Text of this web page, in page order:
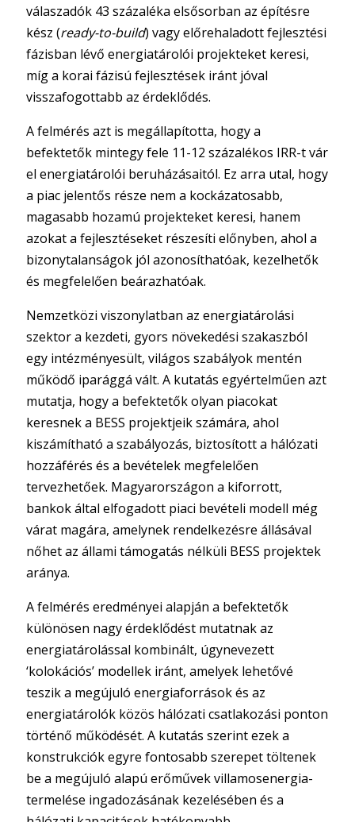
válaszadók 43 százaléka elsősorban az építésre
kész (ready-to-build) vagy előrehaladott fejlesztési
fázisban lévő energiatárolói projekteket keresi,
míg a korai fázisú fejlesztések iránt jóval
visszafogottabb az érdeklődés.
A felmérés azt is megállapította, hogy a
befektetők mintegy fele 11-12 százalékos IRR-t vár
el energiatárolói beruházásaitól. Ez arra utal, hogy
a piac jelentős része nem a kockázatosabb,
magasabb hozamú projekteket keresi, hanem
azokat a fejlesztéseket részesíti előnyben, ahol a
bizonytalanságok jól azonosíthatóak, kezelhetők
és megfelelően beárazhatóak.
Nemzetközi viszonylatban az energiatárolási
szektor a kezdeti, gyors növekedési szakaszból
egy intézményesült, világos szabályok mentén
működő iparággá vált. A kutatás egyértelműen azt
mutatja, hogy a befektetők olyan piacokat
keresnek a BESS projektjeik számára, ahol
kiszámítható a szabályozás, biztosított a hálózati
hozzáférés és a bevételek megfelelően
tervezhetőek. Magyarországon a kiforrott,
bankok által elfogadott piaci bevételi modell még
várat magára, amelynek rendelkezésre állásával
nőhet az állami támogatás nélküli BESS projektek
aránya.
A felmérés eredményei alapján a befektetők
különösen nagy érdeklődést mutatnak az
energiatárolással kombinált, úgynevezett
‘kolokációs’ modellek iránt, amelyek lehetővé
teszik a megújuló energiaforrások és az
energiatárolók közös hálózati csatlakozási ponton
történő működését. A kutatás szerint ezek a
konstrukciók egyre fontosabb szerepet töltenek
be a megújuló alapú erőművek villamosenergia-
termelése ingadozásának kezelésében és a